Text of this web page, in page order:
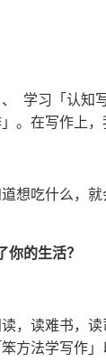
学习「认知
。在写作上，
想吃什么，
的生活？
，读难书，
方法学写作